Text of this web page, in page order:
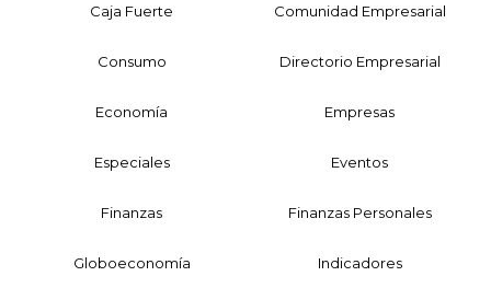
Caja Fuerte Comunidad Empresarial
Consumo Directorio Empresarial
Economía Empresas
Especiales Eventos
Finanzas Finanzas Personales
Globoeconomía Indicadores